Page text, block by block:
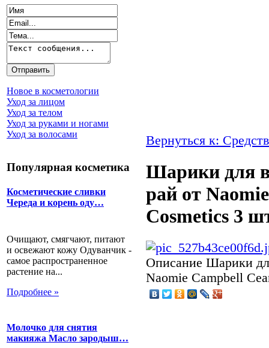
Новое в косметологии
Уход за лицом
Уход за телом
Уход за руками и ногами
Уход за волосами
Популярная косметика
Косметические сливки
Череда и корень оду…
Очищают, смягчают, питают
и освежают кожу Одуванчик -
самое распространенное
растение на...
Подробнее »
Молочко для снятия
макияжа Масло зародыш…
Вернуться к:
Шарики для
рай от
Cosmetics 3
Описание Шарики
Naomie Campbell